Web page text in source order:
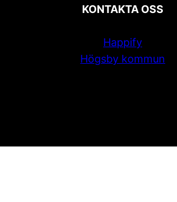
KONTAKTA OSS
Happify
Högsby kommun